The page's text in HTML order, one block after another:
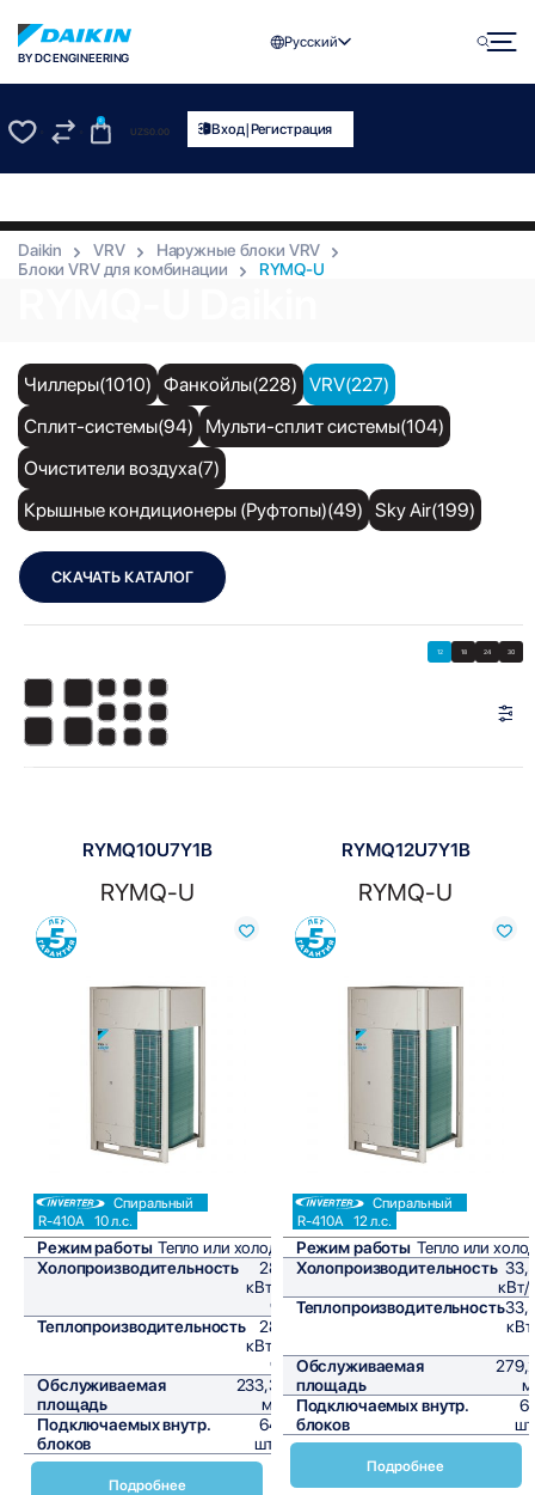
BY DC ENGINEERING
Русский
0
UZS0.00 Вход|Регистрация
Daikin VRV
Наружные блоки VRV
Блоки VRV для комбинации
RYMQ-U
Чиллеры(1010) Фанкойлы(228) VRV(227)
Сплит-системы(94)
Мульти-сплит системы(104)
Очистители воздуха(7)
Крышные кондиционеры (Руфтопы)(49) Sky Air(199)
СКАЧАТЬ КАТАЛОГ
12 18 24 30
Показать:
RYMQ10U7Y1B
RYMQ-U
Сравнить
Спиральный
R-410A
10 л.с.
Режим работы Тепло или холод
Холопроизводительность
28
кВт/
ч
Теплопроизводительность
28
кВт/
ч
Обслуживаемая
площадь
233,3
м²
Подключаемых внутр.
блоков
64
шт,
Подробнее
RYMQ12U7Y1B
RYMQ-U
Сравнить
Спиральный
R-410A
12 л.с.
Режим работы Тепло или
Холопроизводительность
кВт/
Теплопроизводительность
Обслуживаемая
площадь
Подключаемых внутр.
блоков
Подробнее